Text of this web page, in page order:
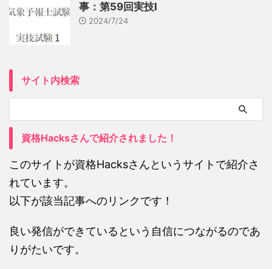
事：第59回実技Ⅰ
2024/7/24
サイト内検索
資格Hacksさんで紹介されました！
このサイトが資格Hacksさんというサイトで紹介さ
れています。
以下が該当記事へのリンクです！
良い発信ができているという自信につながるのであ
りがたいです。